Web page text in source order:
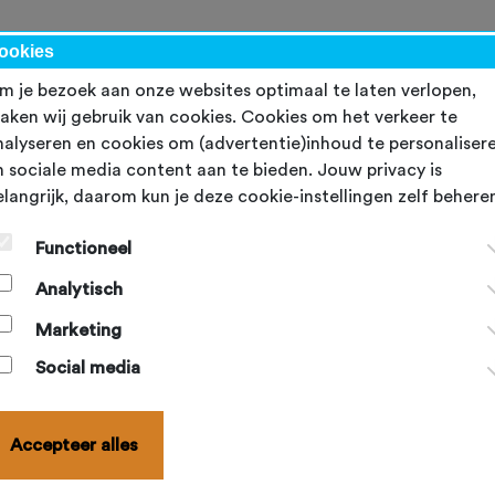
NBF-evenementenOndersteuningTopsportWord lid
erkend toernooi
erkend toernooi wordt georganiseerd volgens het
die een NBF-lid hier gooit, worden opgenomen in de
van dit lid. Hierop wordt onder meer het
1- en -2-toernooien kunnen NBF-erkenning aanvragen.
3-toernooien hebben nooit een NBF-erkenning. De scores
je bezoek aan onze websites optimaal te laten verlopen,
wij gebruik van cookies. Cookies om het verkeer te
en cookies om (advertentie)inhoud te
sociale media content aan te bieden. Jouw privacy is
daarom kun je deze cookie-instellingen zelf
Functioneel
Analytisch
Marketing
Social media
Accepteer alles